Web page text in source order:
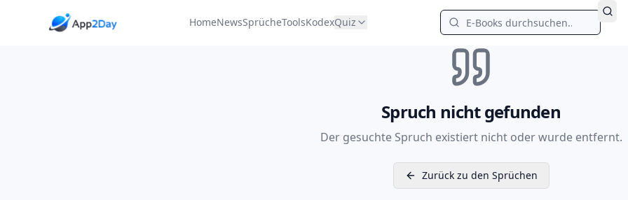
HomeNewsSprücheToolsKodexQuiz
Spruch nicht gefunden
Der gesuchte Spruch existiert nicht oder wurde entfernt.
Zurück zu den Sprüchen